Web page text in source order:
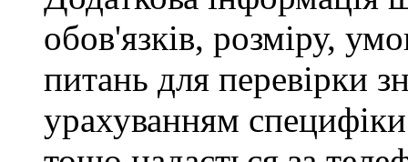
обов'язків, розміру,
питань для перевірки
урахуванням